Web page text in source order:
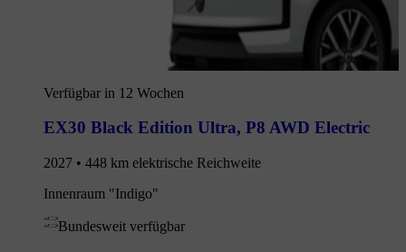
Verfügbar in 12 Wochen
EX30 Black Edition Ultra, P8 AWD Electric
2027 • 448 km elektrische Reichweite
Innenraum "Indigo"
Bundesweit verfügbar